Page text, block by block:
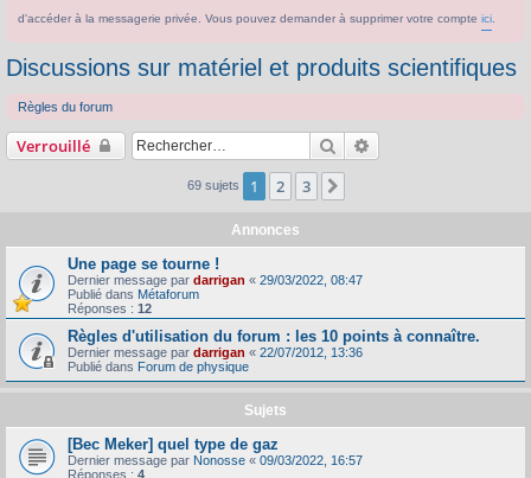
d'accéder à la messagerie privée. Vous pouvez demander à supprimer votre compte ici
Discussions sur matériel et produits scientifiques
Règles du forum
Verrouillé Rechercher
69 sujets 1 2 3
Annonces
Une page se tourne !
Dernier message par darrigan « 29/03/2022, 08:47
Publié dans Métaforum
Réponses : 12
Règles d'utilisation du forum : les 10 points à connaître.
Dernier message par darrigan « 22/07/2012, 13:36
Publié dans Forum de physique
Sujets
[Bec Meker] quel type de gaz
Dernier message par Nonosse « 09/03/2022, 16:57
Réponses : 4